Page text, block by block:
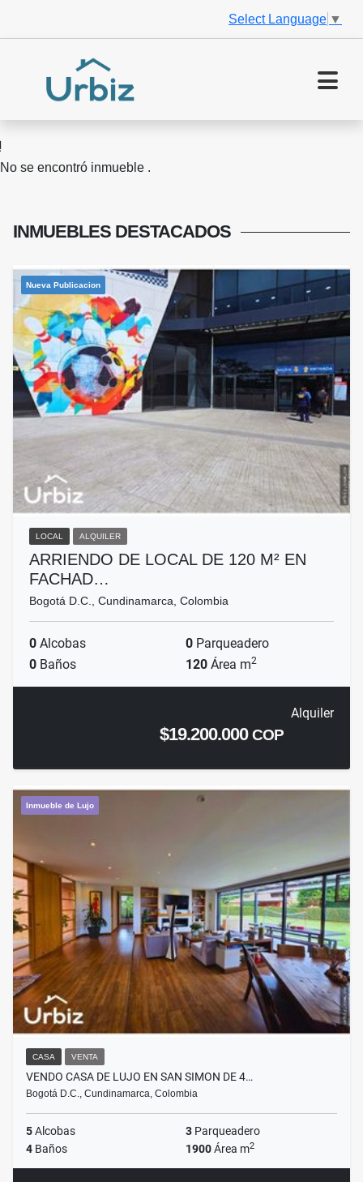
Select Language ▼
No se encontró inmueble .
INMUEBLES DESTACADOS
Nueva Publicacion
LOCAL ALQUILER
ARRIENDO DE LOCAL DE 120 M² EN
FACHAD…
Bogotá D.C., Cundinamarca, Colombia
0 Alcobas 0 Parqueadero
0 Baños 120 Área m2
Alquiler
$19.200.000COP
Inmueble de Lujo
CASA VENTA
VENDO CASA DE LUJO EN SAN SIMON DE 4…
Bogotá D.C., Cundinamarca, Colombia
5Alcobas 3 Parqueadero
4 Baños 1900Área m2